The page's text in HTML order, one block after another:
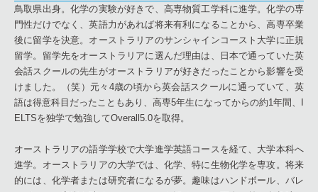
鳥取県出身。化学の実験が好きで、高専物質工学科に進学。化学の専
門性だけでなく、英語力があれば将来有利になることから、高専卒業
後に留学を決意。オーストラリアのサンシャインコースト大学に正規
留学。留学先をオーストラリアに選んだ理由は、日本で通っていた英
会話スクールの先生がオーストラリアが好きだったことから影響を受
けました。（笑）元々4歳の頃から英会話スクールに通っていて、英
語は得意科目だったこともあり、高専5年生になってからの約1年間、I
ELTSを独学で勉強してOverall5.0を取得。
オーストラリアの語学学校で大学進学英語コースを経て、大学本科へ
進学。オーストラリアの大学では、化学、特に生物化学を専攻。将来
的には、化学者または研究者になるが夢。趣味はハンドボール、バレ